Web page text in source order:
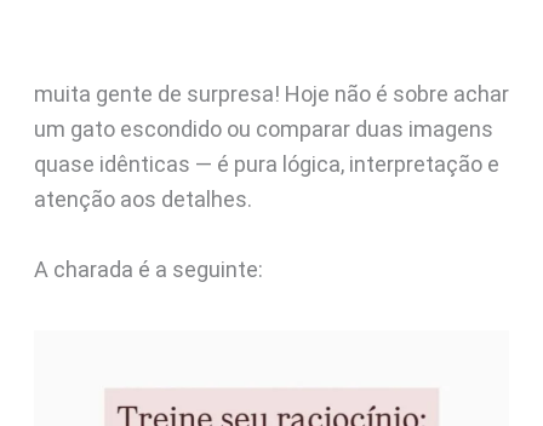
muita gente de surpresa! Hoje não é sobre achar
um gato escondido ou comparar duas imagens
quase idênticas — é pura lógica, interpretação e
atenção aos detalhes.
A charada é a seguinte: